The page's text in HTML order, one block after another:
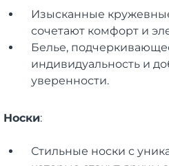
Изысканные
сочетают комфорт и
Белье,
индивидуальность и
уверенности.
Носки:
Стильные носки с